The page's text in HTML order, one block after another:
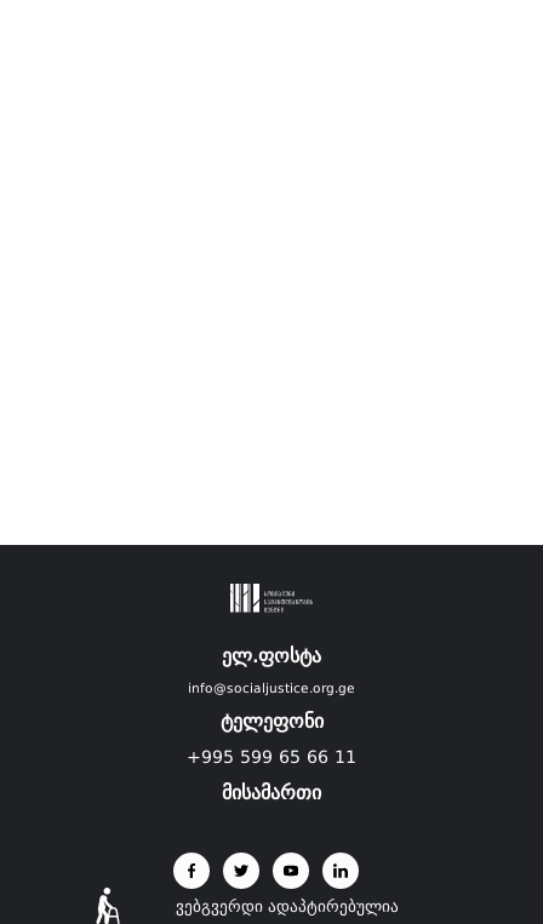
ელ.ფოსტა
info@socialjustice.org.ge
ტელეფონი
+995 599 65 66 11
მისამართი
ვებგვერდი ადაპტირებულია